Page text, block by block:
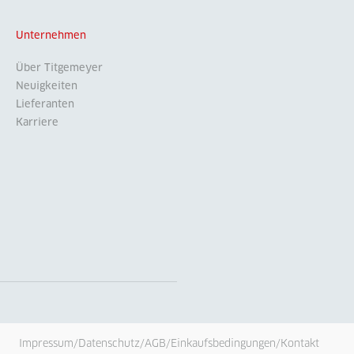
Unternehmen
Über Titgemeyer
Neuigkeiten
Lieferanten
Karriere
Impressum/Datenschutz/AGB/Einkaufsbedingungen/Kontakt